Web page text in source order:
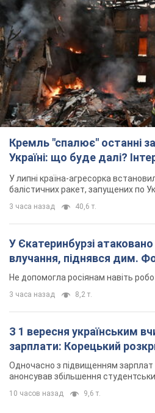
Кремль "спалює" останні
Україні: що буде далі?
У липні країна-агресорка
балістичних ракет, запущених по
3 часа назад 40,6 т.
У Єкатеринбурзі
влучання, піднявся дим.
Не допомогла росіянам навіть
3 часа назад 8,2 т.
З 1 вересня українським
зарплати: Корецький
Одночасно з підвищенням зарплат
анонсував збільшення
10 часов назад 9,6 т.